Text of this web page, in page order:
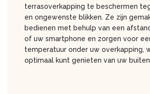
terrasoverkapping te beschermen
en ongewenste blikken. Ze zijn
bedienen met behulp van een
of uw smartphone en zorgen voor
temperatuur onder uw overkapping,
optimaal kunt genieten van uw